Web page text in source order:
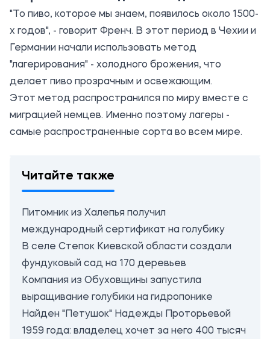
"То пиво, которое мы знаем, появилось около 1500-
х годов", - говорит Френч. В этот период в Чехии и
Германии начали использовать метод
"лагерирования" - холодного брожения, что
делает пиво прозрачным и освежающим.
Этот метод распространился по миру вместе с
миграцией немцев. Именно поэтому лагеры -
самые распространенные сорта во всем мире.
Читайте также
Питомник из Халепья получил
международный сертификат на голубику
В селе Степок Киевской области создали
фундуковый сад на 170 деревьев
Компания из Обуховщины запустила
выращивание голубики на гидропонике
Найден "Петушок" Надежды Проторьевой
1959 года: владелец хочет за него 400 тысяч